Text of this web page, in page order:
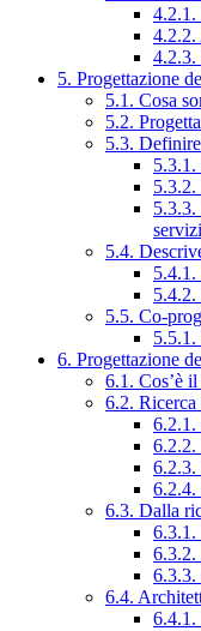
4.2.1.
4.2.2.
4.2.3.
5. Progettazione
5.1. Cosa
5.2.
5.3.
5.3.2.
5.4.
5.4.1.
5.4.2.
5.5. Co-
5.5.1.
6. Progettazione
6.1. Cos’è
6.2.
6.2.1.
6.2.2.
6.2.3.
6.2.4.
6.3. Dalla
6.3.1.
6.3.2.
6.3.3.
6.4.
6.4.1.